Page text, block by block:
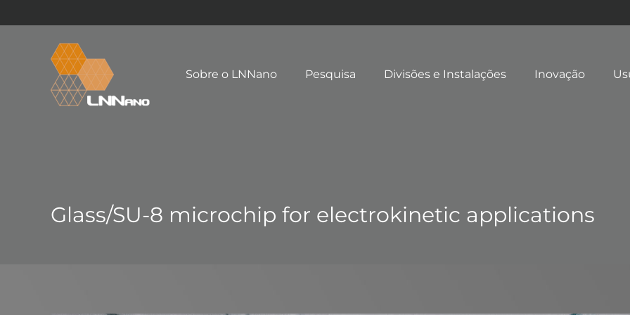
Sobre o LNNano Pesquisa Divisões e Instalações Inovação
Glass/SU-8 microchip for electrokinetic applications